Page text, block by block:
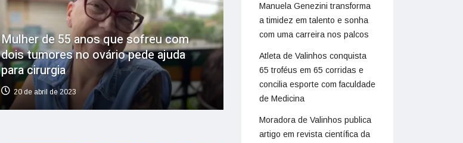
Mulher de 55 anos que sofreu com
dois tumores no ovário pede ajuda
para cirurgia
20 de abril de 2023
Manuela Genezini transforma
a timidez em talento e sonha
com uma carreira nos palcos
Atleta de Valinhos conquista
65 troféus em 65 corridas e
concilia esporte com faculdade
de Medicina
Moradora de Valinhos publica
artigo em revista científica da